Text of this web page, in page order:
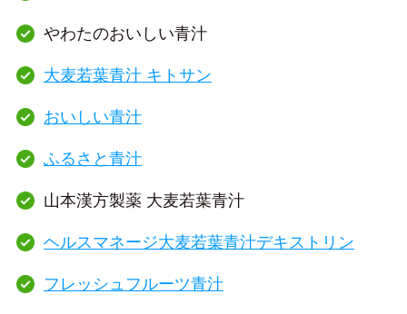
やわたのおいしい青汁
大麦若葉青汁 キトサン
おいしい青汁
ふるさと青汁
山本漢方製薬 大麦若葉青汁
ヘルスマネージ大麦若葉青汁デキストリン
フレッシュフルーツ青汁